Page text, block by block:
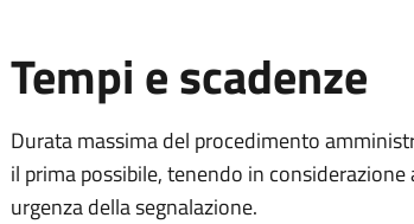
Tempi e scadenze
Durata massima del procedimento
il prima possibile, tenendo in
urgenza della segnalazione.